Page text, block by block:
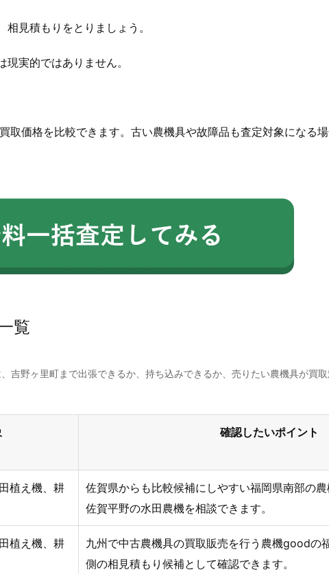
見積もりをとりましょう。
実的ではありません。
取価格を比較できます。古い農機具や故障品も査定対象になる
覧
野ヶ里町まで出張できるか、持ち込みできるか、売りたい農機具が買
確認したいポイント
植え機、耕
佐賀県からも比較候補にしやすい福岡県南部の
佐賀平野の水田農機を相談できます。
植え機、耕
九州で中古農機具の買取販売を行う農機goodの
側の相見積もり候補として確認できます。